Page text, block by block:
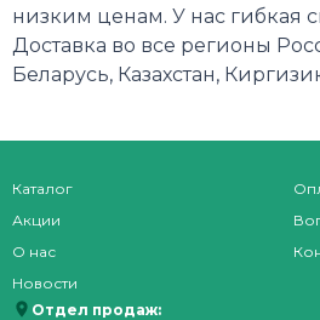
низким ценам. У нас гибкая
Доставка во все регионы
Беларусь, Казахстан,
Каталог
Акции
О нас
Новости
Отдел продаж: